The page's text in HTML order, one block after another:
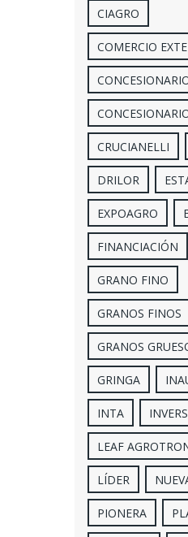
CIAGRO
COMERCIO
CRUCIANELLI
DRILOR
EXPOAGRO
FINANCIACIÓN
GRANO FINO
GRANOS FINOS
GRANOS
GRINGA
INTA
LEAF
LÍDER
PIONERA